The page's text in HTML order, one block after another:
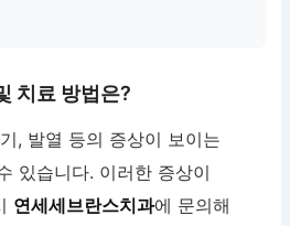
치료 방법은?
, 발열 등의 증상이 보이는
있습니다. 이러한 증상이
연세세브란스치과에 문의해